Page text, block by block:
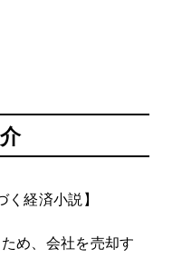
く経済小説】
め、会社を売却す